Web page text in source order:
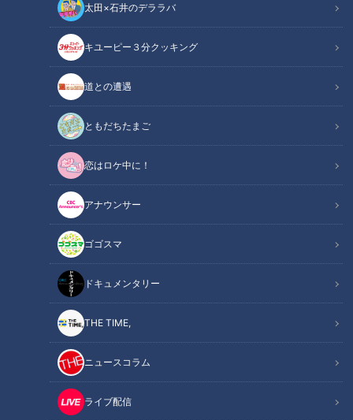
太田×石井のデララバ
キユーピー３分クッキング
道との遭遇
ともだちたまご
恋はロケ中に！
アナウンサー
ゴゴスマ
ドキュメンタリー
THE TIME,
ニュースコラム
ライブ配信
「とらまき」提供：井村屋グループ株式会社
この記事の画像